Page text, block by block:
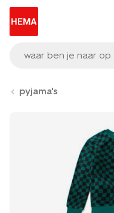
waar ben je naar op
pyjama's